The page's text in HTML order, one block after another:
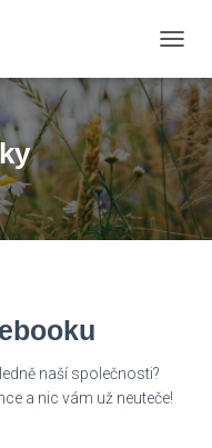
naší společnosti?
a nic vám už neuteče!